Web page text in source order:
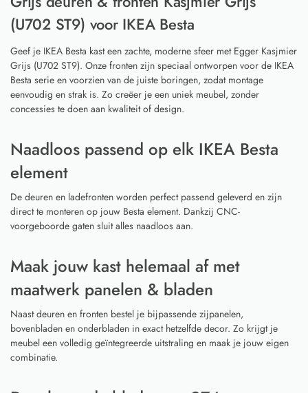
(U702 ST9) voor IKEA Besta
Geef je IKEA Besta kast een zachte, moderne sfeer met Egger Kasjmier
Grijs (U702 ST9). Onze fronten zijn speciaal ontworpen voor de IKEA
Besta serie en voorzien van de juiste boringen, zodat montage
eenvoudig en strak is. Zo creëer je een uniek meubel, zonder
concessies te doen aan kwaliteit of design.
Naadloos passend op elk IKEA Besta
element
De deuren en ladefronten worden perfect passend geleverd en zijn
direct te monteren op jouw Besta element. Dankzij CNC-
voorgeboorde gaten sluit alles naadloos aan.
Maak jouw kast helemaal af met
maatwerk panelen & bladen
Naast deuren en fronten bestel je bijpassende zijpanelen,
bovenbladen en onderbladen in exact hetzelfde decor. Zo krijgt je
meubel een volledig geïntegreerde uitstraling en maak je jouw eigen
combinatie.